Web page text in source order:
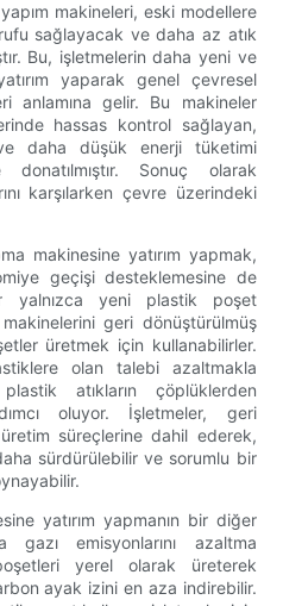
makineleri, eski modellere
sağlayacak ve daha az atık
Bu, işletmelerin daha yeni ve
yaparak genel çevresel
anlamına gelir. Bu makineler
hassas kontrol sağlayan,
daha düşük enerji tüketimi
Sonuç olarak
karşılarken çevre üzerindeki
makinesine yatırım yapmak,
geçişi desteklemesine de
yalnızca yeni plastik poşet
geri dönüştürülmüş
üretmek için kullanabilirler.
olan talebi azaltmakla
atıkların çöplüklerden
oluyor. İşletmeler, geri
süreçlerine dahil ederek,
sürdürülebilir ve sorumlu bir
yatırım yapmanın bir diğer
emisyonlarını azaltma
yerel olarak üreterek
ayak izini en aza indirebilir.